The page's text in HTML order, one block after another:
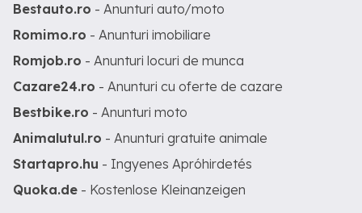
Bestauto.ro - Anunturi auto/moto
Romimo.ro - Anunturi imobiliare
Romjob.ro - Anunturi locuri de munca
Cazare24.ro - Anunturi cu oferte de cazare
Bestbike.ro - Anunturi moto
Animalutul.ro - Anunturi gratuite animale
Startapro.hu - Ingyenes Apróhirdetés
Quoka.de - Kostenlose Kleinanzeigen